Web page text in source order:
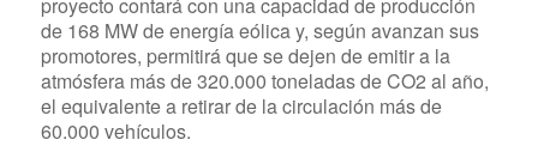
de 168 MW de energía eólica y, según avanzan sus
promotores, permitirá que se dejen de emitir a la
atmósfera más de 320.000 toneladas de CO2 al año,
el equivalente a retirar de la circulación más de
60.000 vehículos.